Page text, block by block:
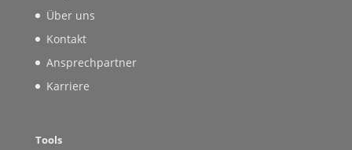
Über uns
Kontakt
Ansprechpartner
Karriere
Tools